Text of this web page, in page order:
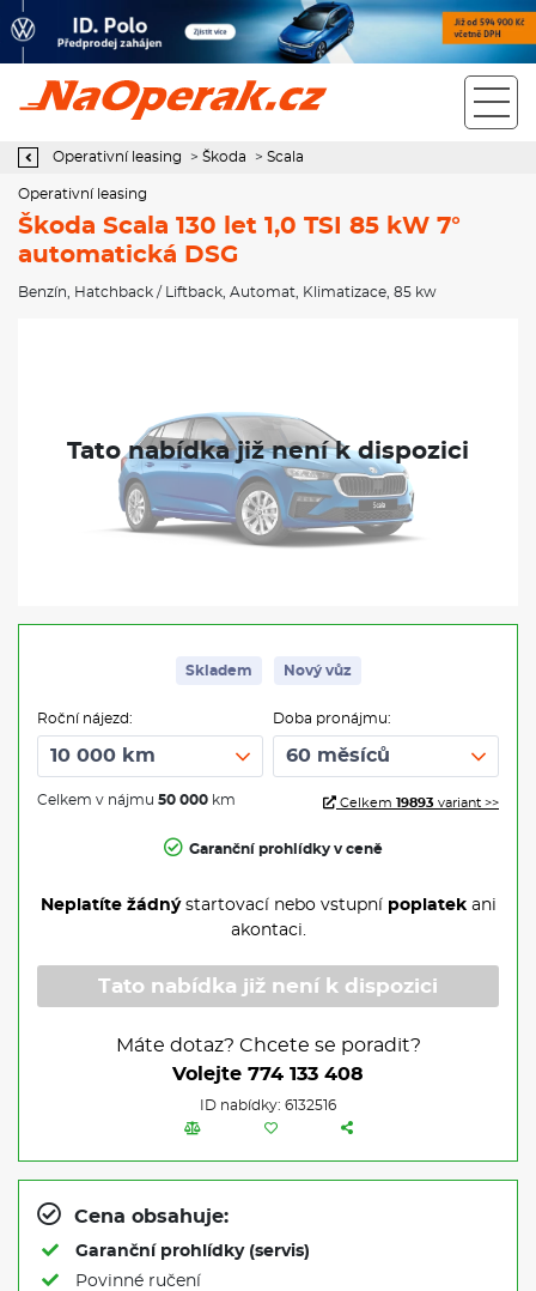
Operativní leasing Škoda Scala 130 let 1,0 TSI 85 kW 7°
Operativní leasing > Škoda > Scala
Operativní leasing
Škoda Scala 130 let 1,0 TSI 85 kW 7°
automatická DSG
Benzín Hatchback / Liftback Automat Klimatizace , 85 kw
Skladem Nový vůz
Roční nájezd:
Celkem v nájmu 50 000 km
Doba pronájmu:
Celkem 19893 variant >>
Garanční prohlídky v ceně
Neplatíte žádnýstartovací nebo vstupní poplatekani
akontaci.
Tato nabídka již není k dispozici
Máte dotaz? Chcete se poradit?
Volejte 774 133 408
ID nabídky: 6132516
Cena obsahuje:
Garanční prohlídky (servis)
Povinné ručení